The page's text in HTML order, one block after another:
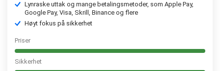
Lynraske uttak og mange betalingsmetoder, som Apple Pay,
Google Pay, Visa, Skrill, Binance og flere
Høyt fokus på sikkerhet
Priser
Sikkerhet